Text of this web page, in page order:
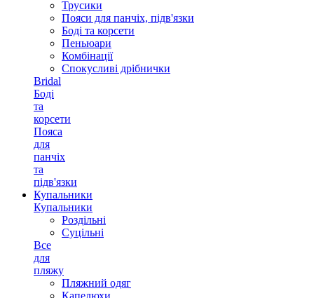
Трусики
Пояси для панчіх, підв'язки
Боді та корсети
Пеньюари
Комбінації
Спокусливі дрібнички
Bridal
Боді
та
корсети
Пояса
для
панчіх
та
підв'язки
Купальники
Купальники
Роздільні
Суцільні
Все
для
пляжу
Пляжний одяг
Капелюхи